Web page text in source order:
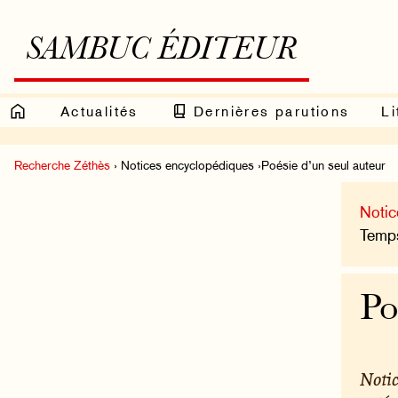
SAMBUC ÉDITEUR
Actualités Dernières parutions
Recherche Zéthès › Notices encyclopédiques ›Poésie d’un seul auteur